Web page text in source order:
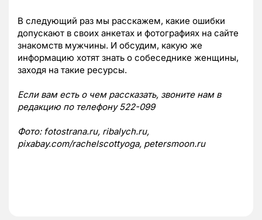
В следующий раз мы расскажем, какие ошибки
допускают в своих анкетах и фотографиях на сайте
знакомств мужчины. И обсудим, какую же
информацию хотят знать о собеседнике женщины,
заходя на такие ресурсы.
Если вам есть о чем рассказать, звоните нам в
редакцию по телефону 522-099
Фото: fotostrana.ru, ribalych.ru,
pixabay.com/rachelscottyoga, petersmoon.ru